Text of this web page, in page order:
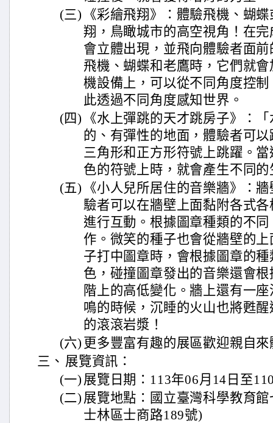
(三)
《彩繪飛翔》：體驗飛機、蝴
翔，鳥瞰城市的高空視角！在
會立體出現，並飛向體驗者面
飛機、蝴蝶和老鷹時，它們就
機設備上，可以從不同角度控
此透過不同角度感知世界。
(四)
《水上彈跳的天才跳房子》：
的、有彈性的地面，體驗者可
三角形和正方形符號上跳躍。
色的符號上時，就會產生不同
(五)
《小人兒所居住的音樂牆》：
驗者可以在牆壁上面黏附各式
進行互動。根據圖章種類的不
作。微笑的種子也會從牆壁的
子打中圖章時，會根據圖章的
色，碰撞圖章發出的音樂還會
階上的高低變化。牆上還有一
鳴的時候，沉睡的火山也將甦
的滾滾岩漿！
(六) 更多豐富有趣的展區歡迎親自
三、 展覽資訊：
(一) 展覽日期：113年06月14日至
(二) 展覽地點：國立臺灣科學教育
士林區士商路189號)